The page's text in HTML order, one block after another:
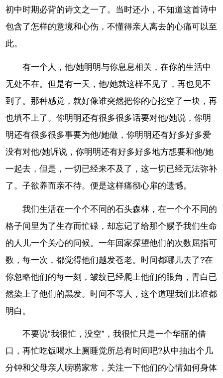
初中时期必背的诗文之一了。当时还小，不知道这首诗中
包含了怎样的意境和心伤，不懂得亲人离去的心痛可以至
此。
有一个人，他/她明明与你息息相关，在你的生活中
无处不在。但是有一天，他/她就这样不见了，再也见不
到了。那种感觉，就好像谁突然把你的心挖空了一块，再
也填不上了。你明明还有很多很多话要对他/她说，你明
明还有很多很多事要为他/她做，你明明还有好多好多爱
没有对他/她诉说，你明明还有好多好多地方想要和他/她
一起去，但是，一切已经来不及了，这一切已经无法弥补
了。子欲养而亲不待。便是这样痛彻心扉的遗憾。
我们生活在一个个不同的石头森林，在一个个不同的
格子间里为了生存而忙碌，却忘记了给那个赐予我们生命
的人儿一个关心的问候。一年回家探望他们的次数屈指可
数，每一次，都觉得他们越发苍老。时间都哪儿去了?在
你忽略他们的每一刻，皱纹已经爬上他们的眼角，青白已
然染上了他们的黑发。时间不等人，这个道理我们比谁都
明白。
不要说“我很忙，没空”，我很忙只是一个华丽的借
口，再忙吃饭喝水上厕睡觉所总有时间吧?从中抽出个几
分钟和父母亲人唠唠家常，关注一下他们的心情如何身体